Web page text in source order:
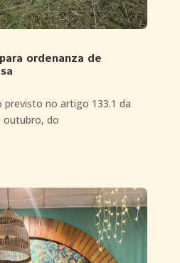
ordenanza de
previsto no artigo 133.1 da
outubro, do